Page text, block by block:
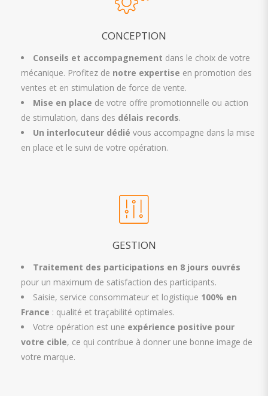
CONCEPTION
Conseils et accompagnement dans le choix de votre
mécanique. Profitez de notre expertise en promotion des
ventes et en stimulation de force de vente.
Mise en place de votre offre promotionnelle ou action
de stimulation, dans des délais records.
Un interlocuteur dédié vous accompagne dans la mise
en place et le suivi de votre opération.
GESTION
Traitement des participations en 8 jours ouvrés
pour un maximum de satisfaction des participants.
Saisie, service consommateur et logistique 100% en
France : qualité et traçabilité optimales.
Votre opération est une expérience positive pour
votre cible, ce qui contribue à donner une bonne image de
votre marque.